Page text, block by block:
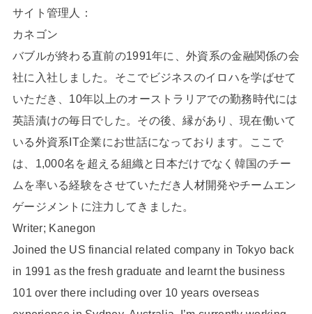
サイト管理人：
カネゴン
バブルが終わる直前の1991年に、外資系の金融関係の会
社に入社しました。そこでビジネスのイロハを学ばせて
いただき、10年以上のオーストラリアでの勤務時代には
英語漬けの毎日でした。その後、縁があり、現在働いて
いる外資系IT企業にお世話になっております。ここで
は、1,000名を超える組織と日本だけでなく韓国のチー
ムを率いる経験をさせていただき人材開発やチームエン
ゲージメントに注力してきました。
Writer; Kanegon
Joined the US financial related company in Tokyo back
in 1991 as the fresh graduate and learnt the business
101 over there including over 10 years overseas